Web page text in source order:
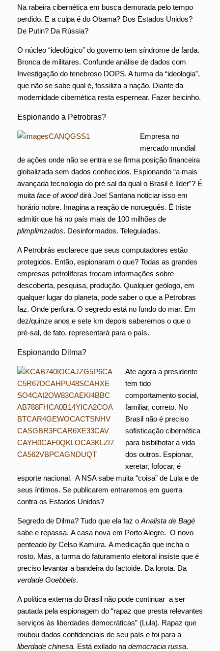
Na rabeira cibernética em busca demorada pelo tempo
perdido. E a culpa é do Obama? Dos Estados Unidos?
De Putin? Da Rússia?
O núcleo “ideológico” do governo tem síndrome de farda.
Bronca de militares. Confunde análise de dados com
Investigação do tenebroso DOPS. A turma da “ideologia”,
que não se sabe qual é, fossiliza a nação. Diante da
modernidade cibernética resta espernear. Fazer beicinho.
Espionando a Petrobras?
Empresa no
mercado mundial
de ações onde não se entra e se firma posição financeira
globalizada sem dados conhecidos. Espionando “a mais
avançada tecnologia do prè sal da qual o Brasil é líder”? É
muita face of wooddirá Joel Santana noticiar isso em
horário nobre. Imagina a reação de norueguês. É triste
admitir que há no país mais de 100 milhões de
plimplimzados. Desinformados. Teleguiadas.
A Petrobrás esclarece que seus computadores estão
protegidos. Então, espionaram o que? Todas as grandes
empresas petrolíferas trocam informações sobre
descoberta, pesquisa, produção. Qualquer geólogo, em
qualquer lugar do planeta, pode saber o que a Petrobras
faz. Onde perfura. O segredo está no fundo do mar. Em
dez/quinze anos e sete km depois saberemos o que o
prè-sal, de fato, representará para o país.
Espionando Dilma?
Ate agora a presidente
tem tido
comportamento social,
familiar, correto. No
Brasil não é preciso
sofisticação cibernética
para bisbilhotar a vida
dos outros. Espionar,
xeretar, fofocar, é
esporte nacional. A NSA sabe muita “coisa” de Lula e de
seus íntimos. Se publicarem entraremos em guerra
contra os Estados Unidos?
Segredo de Dilma? Tudo que ela faz o Analista de Bagé
sabe e repassa. A casa nova em Porto Alegre. O novo
penteado by Celso Kamura. A medicação que incha o
rosto. Mas, a turma do faturamento eleitoral insiste que é
preciso levantar a bandeira do factoide. Da lorota. Da
verdade Goebbels.
A política externa do Brasil não pode continuar a ser
pautada pela espionagem do “rapaz que presta relevantes
serviços às liberdades democráticas” (Lula). Rapaz que
roubou dados confidenciais de seu país e foi para a
liberdade chinesa. Está exilado na democracia russa.